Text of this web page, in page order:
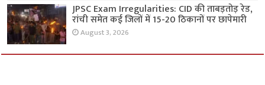
JPSC Exam Irregularities: CID की ताबड़तोड़ रेड,
रांची समेत कई जिलों में 15-20 ठिकानों पर छापेमारी
August 3, 2026